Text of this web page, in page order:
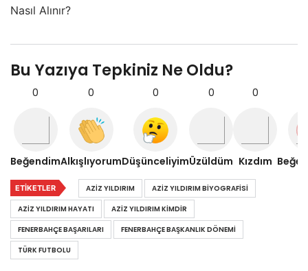
Nasıl Alınır?
Bu Yazıya Tepkiniz Ne Oldu?
0
Beğendim
0
Alkışlıyorum
0
Düşünceliyim
0
Üzüldüm
0
Kızdım
ETIKETLER AZIZ YILDIRIM
AZIZ YILDIRIM BIYOGRAFISI
AZIZ YILDIRIM HAYATI
AZIZ YILDIRIM KIMDIR
FENERBAHÇE BAŞARILARI
FENERBAHÇE BAŞKANLIK DÖNEMI
TÜRK FUTBOLU